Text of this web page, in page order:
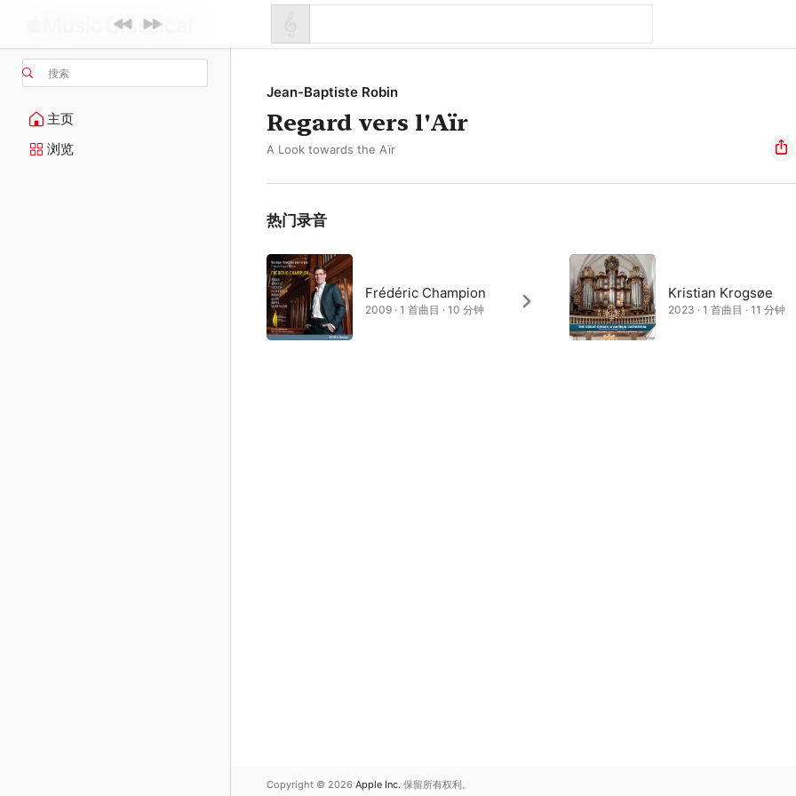
搜索
主页
浏览
Jean-Baptiste Robin
Regard vers l'Aïr
A Look towards the Aïr
热门录音
Frédéric Champion
2009 · 1 首曲目 · 10 分钟
Kristian Krogsøe
2023 · 1 首曲目 · 11 分钟
Copyright © 2026 Apple Inc. 保留所有权利。